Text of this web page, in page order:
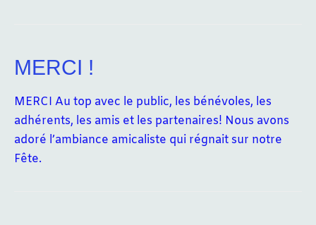
qui
»
|
24
06
MERCI !
MERCI Au top avec le public, les bénévoles, les
adhérents, les amis et les partenaires! Nous avons
adoré l’ambiance amicaliste qui régnait sur notre
Fête.